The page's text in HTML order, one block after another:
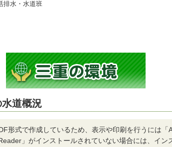
排水・水道班
道概況
形式で作成しているため、表示や印刷を行うには「
」がインストールされていない場合には、イン